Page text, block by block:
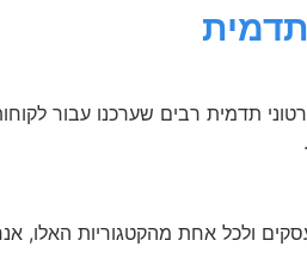
תדמית רבים שערכנו עבור
ולכל אחת מהקטגוריות האלו,